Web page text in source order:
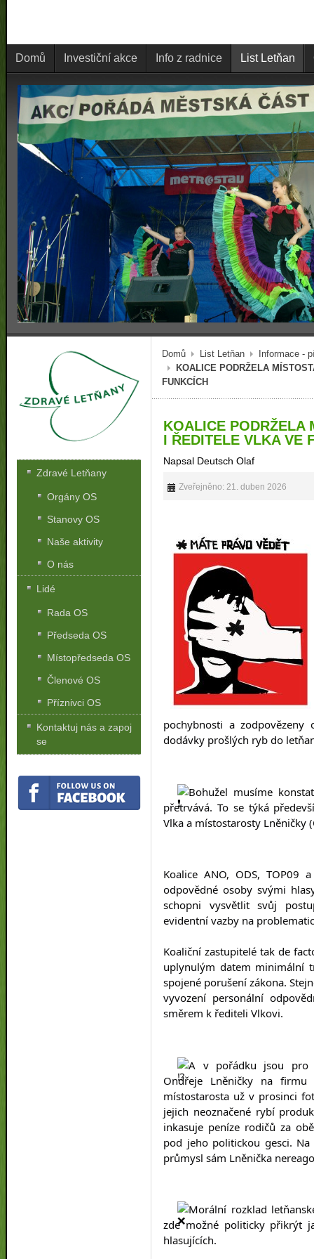
Domů Investiční akce Info z radnice List Letňan
Domů List Letňan
Informace -
KOALICE PODRŽELA
FUNKCÍCH
KOALICE PODRŽELA
I ŘEDITELE VLKA VE
Napsal Deutsch Olaf
Zveřejněno: 21. duben 2026
pochybnosti a
dodávky prošlých ryb do
Bohužel musíme
přetrvává. To se týká
Vlka a místostarosty Lněničky
Koalice ANO, ODS, TOP09
odpovědné osoby svými
schopni vysvětlit svůj
evidentní vazby na
Koaliční zastupitelé tak de
uplynulým datem minimální
spojené porušení zákona.
vyvození personální
směrem k řediteli Vlkovi.
A v pořádku jsou pro
Ondřeje Lněničky na
místostarosta už v prosinci
jejich neoznačené rybí
inkasuje peníze rodičů za
pod jeho politickou gesci.
průmysl sám Lněnička
Morální rozklad
zde možné politicky přikrýt
hlasujících.
Zdravé Letňany
Orgány OS
Stanovy OS
Naše aktivity
O nás
Lidé
Rada OS
Předseda OS
Místopředseda OS
Členové OS
Příznivci OS
Kontaktuj nás a zapoj
se